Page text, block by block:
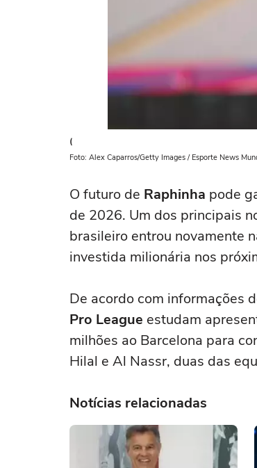
(
Foto: Alex Caparros/Getty Images / Esporte News
O futuro de Raphinha pode
de 2026. Um dos principais
brasileiro entrou novamente
investida milionária nos
De acordo com informações
Pro League estudam
milhões ao Barcelona para
Hilal e Al Nassr, duas das
Notícias relacionadas